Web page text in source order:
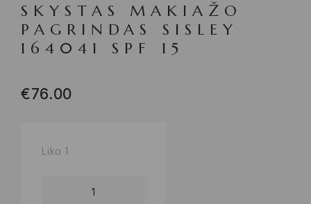
SKYSTAS MAKIAŽO
PAGRINDAS SISLEY
164041 SPF 15
€76.00
Liko 1